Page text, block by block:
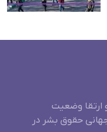
ارتقا وضعیت
حقوق بشر در